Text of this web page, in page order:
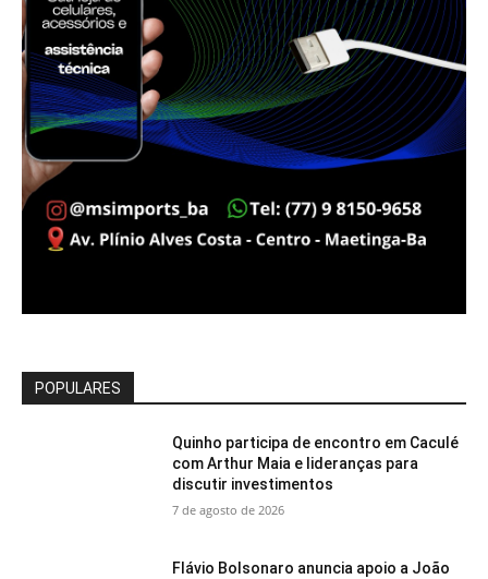
POPULARES
Quinho participa de encontro em Caculé
com Arthur Maia e lideranças para
discutir investimentos
7 de agosto de 2026
Flávio Bolsonaro anuncia apoio a João